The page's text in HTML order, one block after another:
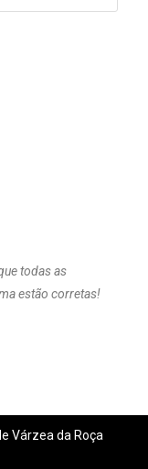
todas as
estão corretas!
Várzea da Roça